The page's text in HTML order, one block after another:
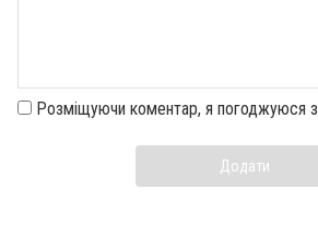
Розміщуючи коментар, я погоджуюся з
Додати